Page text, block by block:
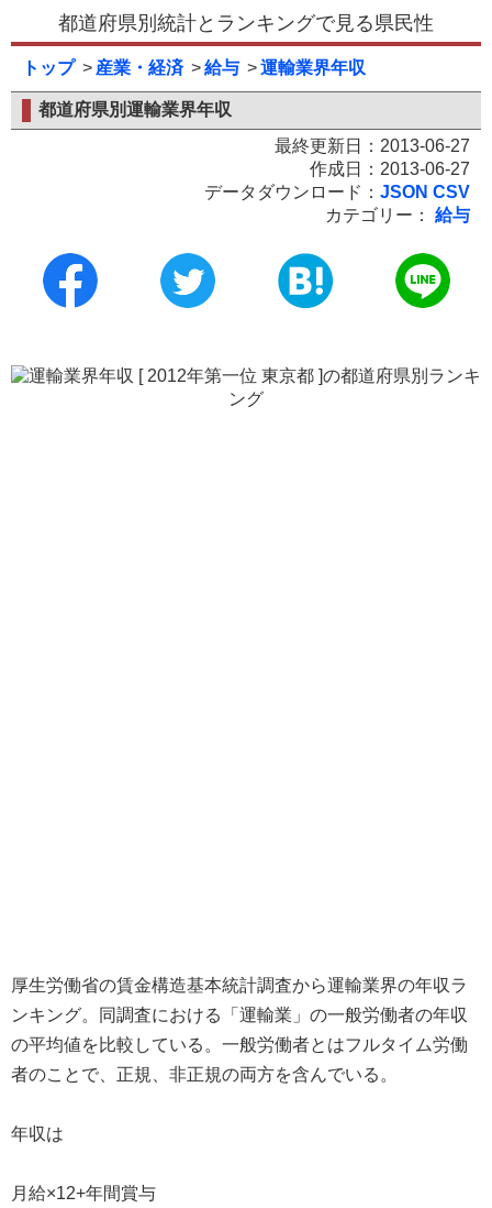
都道府県別統計とランキングで見る県民性
トップ 産業・経済 給与 運輸業界年収
都道府県別運輸業界年収
最終更新日：2013-06-27
作成日：2013-06-27
データダウンロード： JSON CSV
カテゴリー：
給与
厚生労働省の賃金構造基本統計調査から運輸業界の年収ラ
ンキング。同調査における「運輸業」の一般労働者の年収
の平均値を比較している。一般労働者とはフルタイム労働
者のことで、正規、非正規の両方を含んでいる。
年収は
月給×12+年間賞与